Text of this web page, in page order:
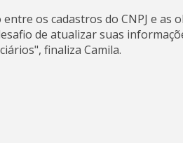
os cadastros do CNPJ e as
de atualizar suas
finaliza Camila.